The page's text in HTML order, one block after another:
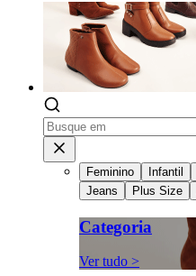
Feminino Infantil
Jeans
Plus Size
Categoria
Ver tudo >